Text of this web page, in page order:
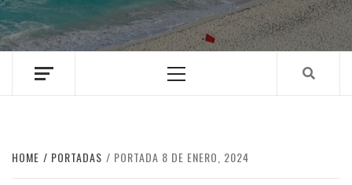
Menu
HOME PORTADAS PORTADA 8 DE ENERO, 2024